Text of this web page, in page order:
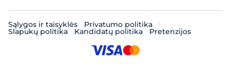
Sąlygos ir taisyklės Privatumo politika
Slapukų politika Kandidatų politika Pretenzijos